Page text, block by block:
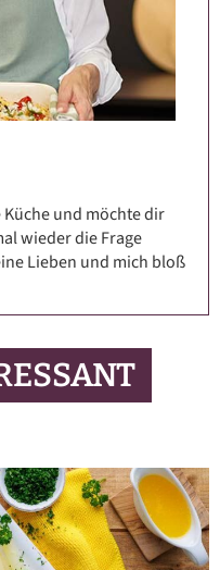
und möchte dir
wieder die Frage
Lieben und mich bloß